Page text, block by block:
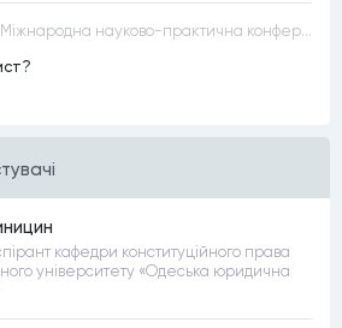
22 червня відбудеться Міжнародна науково-практична конференція “Конституційна демократія в умовах загроз територіальній цілісності та національній безпеці”
кафедри конституційного права
університету «Одеська юридична